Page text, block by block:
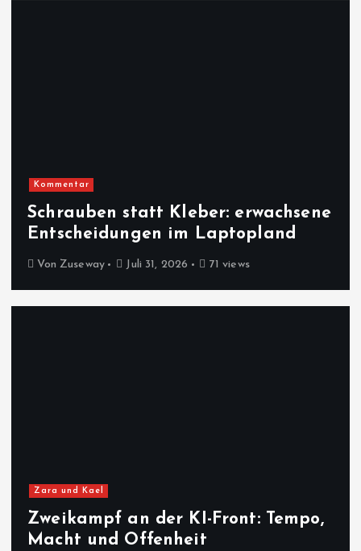
Kommentar
Schrauben statt Kleber: erwachsene
Entscheidungen im Laptopland
Von Zuseway Juli 31, 2026 71 views
Zara und Kael
Zweikampf an der KI-Front: Tempo,
Macht und Offenheit